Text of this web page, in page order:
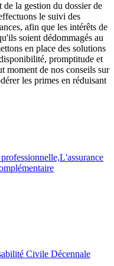
de la gestion du dossier de
le suivi des
afin que les intérêts de
soient dédommagés au
en place des solutions
promptitude et
moment de nos conseils sur
les primes en réduisant
Civile Décennale